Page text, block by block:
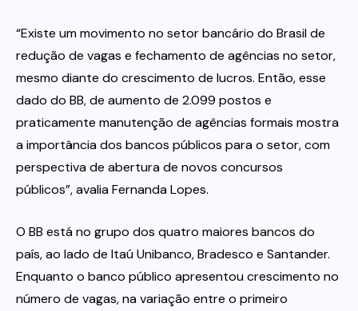
“Existe um movimento no setor bancário do Brasil de
redução de vagas e fechamento de agências no setor,
mesmo diante do crescimento de lucros. Então, esse
dado do BB, de aumento de 2.099 postos e
praticamente manutenção de agências formais mostra
a importância dos bancos públicos para o setor, com
perspectiva de abertura de novos concursos
públicos”, avalia Fernanda Lopes.
O BB está no grupo dos quatro maiores bancos do
país, ao lado de Itaú Unibanco, Bradesco e Santander.
Enquanto o banco público apresentou crescimento no
número de vagas, na variação entre o primeiro